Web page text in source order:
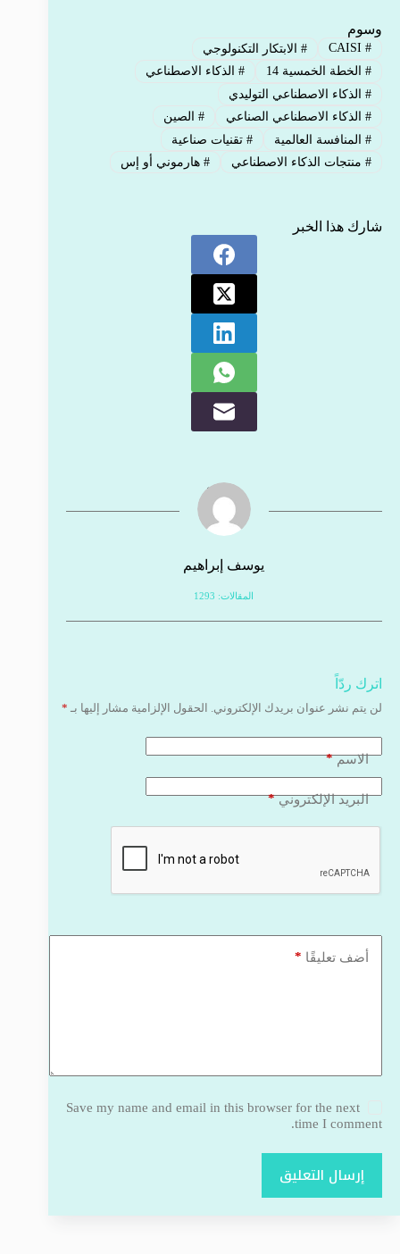
وسوم
#
CAISI
#الابتكار التكنولوجي
#الخطة الخمسية 14 #الذكاء الاصطناعي
#الذكاء الاصطناعي التوليدي
#الذكاء الاصطناعي الصناعي #الصين
#المنافسة العالمية #تقنيات صناعية
#منتجات الذكاء الاصطناعي #هارموني أو إس
شارك هذا الخبر
يوسف إبراهيم
المقالات: 1293
اترك ردّاً
لن يتم نشر عنوان بريدك الإلكتروني. الحقول الإلزامية مشار إليها بـ *
الاسم*
البريد الإلكتروني*
أضف تعليقًا *
Save my name and email in this browser for the next
time I comment.
إرسال التعليق